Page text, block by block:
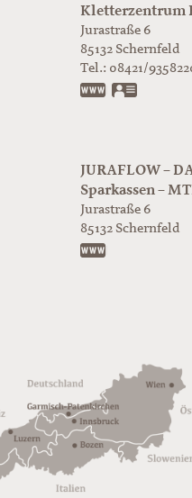
Kletterzentrum
Jurastraße 6
85132 Schernfeld
Tel.: 08421/
huette.at/
JURAFLOW –
Sparkassen –
Jurastraße 6
85132 Schernfeld